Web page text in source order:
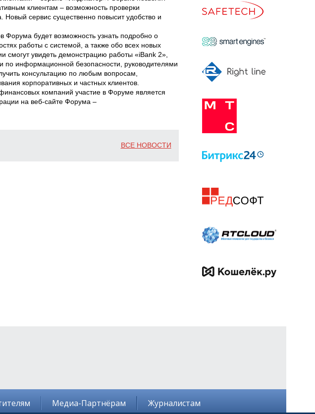
клиентам – возможность проверки
Новый сервис существенно повысит удобство и
Форума будет возможность узнать подробно о
работы с системой, а также обо всех новых
смогут увидеть демонстрацию работы «iBank 2»,
по информационной безопасности, руководителями
консультацию по любым вопросам,
корпоративных и частных клиентов.
компаний участие в Форуме является
на веб-сайте Форума –
ВСЕ НОВОСТИ
Медиа-Партнёрам Журналистам